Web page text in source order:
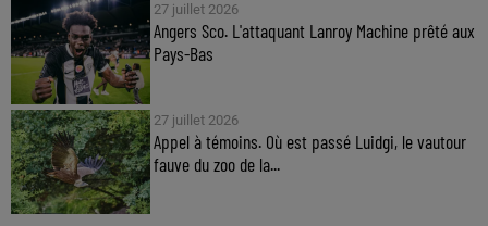
27 juillet 2026
Angers Sco. L'attaquant Lanroy Machine prêté aux
Pays-Bas
27 juillet 2026
Appel à témoins. Où est passé Luidgi, le vautour
fauve du zoo de la...